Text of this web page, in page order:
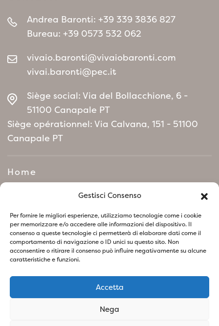
Gestisci Consenso
Per fornire le migliori esperienze, utilizziamo tecnologie come i cookie
per memorizzare e/o accedere alle informazioni del dispositivo. Il
consenso a queste tecnologie ci permetterà di elaborare dati come il
comportamento di navigazione o ID unici su questo sito. Non
acconsentire o ritirare il consenso può influire negativamente su alcune
caratteristiche e funzioni.
Accetta
Nega
Andrea Baronti: +39 339 3836 827
Bureau: +39 0573 532 062
vivaio.baronti@vivaiobaronti.com
vivai.baronti@pec.it
Siège social: Via del Bollacchione, 6 -
51100 Canapale PT
Siège opérationnel: Via Calvana, 151 - 51100
Canapale PT
Home
Manifeste de politique
Suivez-nous sur les réseaux sociaux